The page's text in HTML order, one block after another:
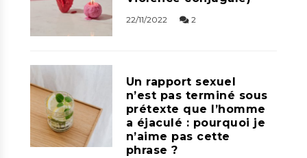
22/11/2022 2
Un rapport sexuel
n’est pas terminé sous
prétexte que l’homme
a éjaculé : pourquoi je
n’aime pas cette
phrase ?